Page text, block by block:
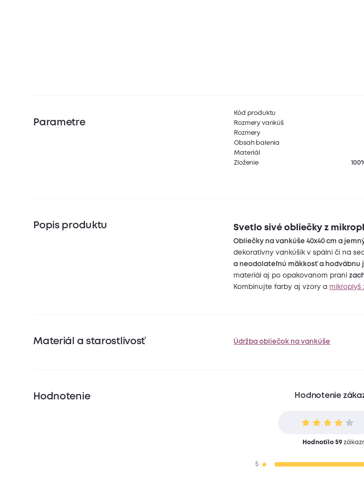
Parametre
Kód produktu
Rozmery vankúš
Rozmery
Obsah balenia
Materiál
Zloženie
Popis produktu Svetlo sivé obliečky z
Obliečky na vankúše 40x40 cm a
dekoratívny vankúšik v spálni či na
a neodolateľnú mäkkosť a hodvábnu
materiál aj po opakovanom praní
Kombinujte farby aj vzory a mikroplyš
Materiál a starostlivosť Údržba obliečok na vankúše
Hodnotenie Hodnotenie
Hodnotilo 59
5